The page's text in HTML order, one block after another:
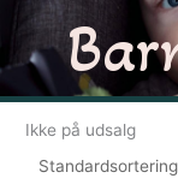
indholdet
Ikke på udsalg